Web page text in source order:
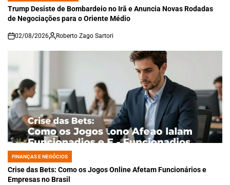
IN
Trump Desiste de Bombardeio no Irã e Anuncia Novas Rodadas
de Negociações para o Oriente Médio
on
02/08/2026 Roberto Zago Sartori
POSTED
IN
FINANÇAS E NEGÓCIOS
Crise das Bets: Como os Jogos Online Afetam Funcionários e
Empresas no Brasil